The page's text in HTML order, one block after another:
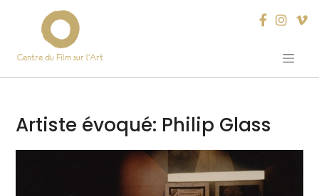
Centre du Film sur l’Art
Artiste évoqué: Philip Glass